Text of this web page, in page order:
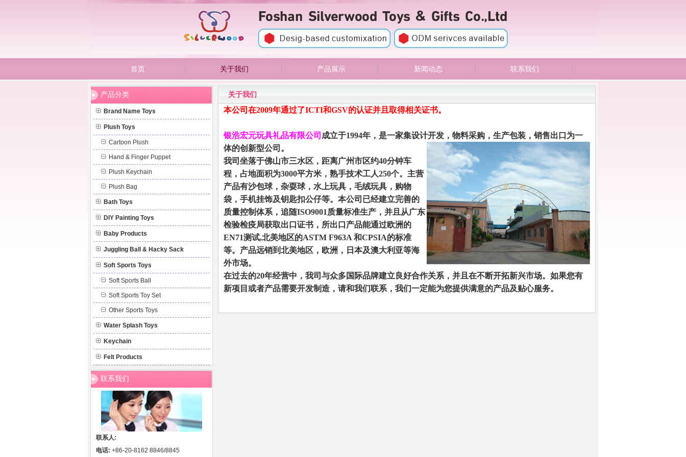
佛山市三水银浩宏元玩具礼品有限公司
中文版
首页 关于我们 产品展示 新闻动态 联系我们
产品分类
Brand Name Toys
Plush Toys
Cartoon Plush
Hand & Finger Puppet
Plush Keychain
Plush Bag
Bath Toys
DIY Painting Toys
Baby Products
Juggling Ball & Hacky Sack
Soft Sports Toys
Soft Sports Ball
Soft Sports Toy Set
Other Sports Toys
Water Splash Toys
Keychain
Felt Products
联系我们
联系人:
电话: +86-20-8162 8846/8845
关于我们
本公司在2009年通过了ICTI和GSV的认证并且取得相关证书。
银浩宏元玩具礼品有限公司 成立于1994年，是一家集设计开发，物料采购，生产包装，销售出口为一
体的创新型公司。
我司坐落于佛山市三水区，距离广州市区约40分钟车
程，占地面积为3000平方米，熟手技术工人250个。主营
产品有沙包球，杂耍球，水上玩具，毛绒玩具，购物
袋，手机挂饰及钥匙扣公仔等。本公司已经建立完善的
质量控制体系，追随ISO9001 质量标准生产，并且从广东
检验检疫局获取出口证书，所出口产品能通过欧洲的
EN71测试,北美地区的ASTM F963A 和CPSIA的标准
等。 产品远销到北美地区，欧洲，日本及澳大利亚等海
外市场。
在过去的20年经营中，我司与众多国际品牌建立良好合作关系，并且在不断开拓新兴市场。如果您有
新项目或者产品需要开发制造，请和我们联系，我们一定能为您提供满意的产品及贴心服务。